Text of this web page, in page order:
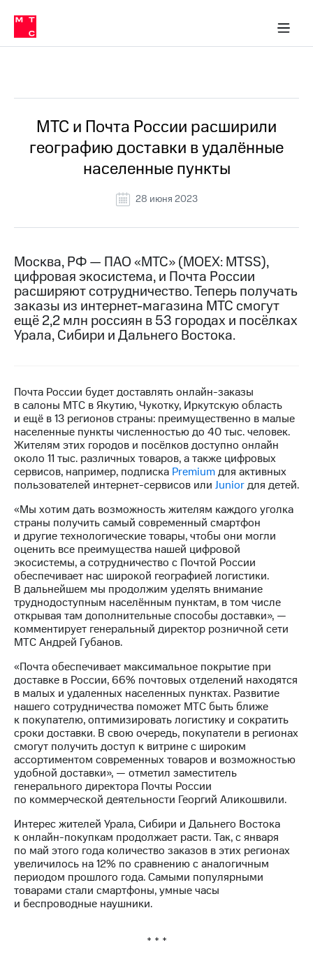
Медиа-центр
и акционерам
Устойчивое развитие
Комплаенс и деловая этика
компании
Карьера
История
компании
Руководство
информация
Контакты
Медиа-центр
Пресс-
релизы
МТС
Интервью
Финансовая
отчетность
Контакты
в
регионе
и акционерам
Корпоративное
управление
Корпоративный
секретарь
Раскрытие
информации
акционерам
Документы
ПАО
"МТС"
Собрания
акционеров
Личный
кабинет
акционера
Акционерный
капитал
и
аудит
Рынок
акций
Описание
Программа
в МТС
Пресс-
релизы
о технологиях
МТС и Почта России расширили
географию доставки в удалённые
населенные пункты
28 июня 2023
Москва, РФ — ПАО «МТС» (MOEX: MTSS),
цифровая экосистема, и Почта России
расширяют сотрудничество. Теперь получать
заказы из интернет-магазина МТС смогут
ещё 2,2 млн россиян в 53 городах и посёлках
Урала, Сибири и Дальнего Востока.
Почта России будет доставлять онлайн-заказы
в салоны МТС в Якутию, Чукотку, Иркутскую область
и ещё в 13 регионов страны: преимущественно в малые
населенные пункты численностью до 40 тыс. человек.
Жителям этих городов и посёлков доступно онлайн
около 11 тыс. различных товаров, а также цифровых
сервисов, например, подписка Premiumдля активных
пользователей интернет-сервисов или Juniorдля детей.
«Мы хотим дать возможность жителям каждого уголка
страны получить самый современный смартфон
и другие технологические товары, чтобы они могли
оценить все преимущества нашей цифровой
экосистемы, а сотрудничество с Почтой России
обеспечивает нас широкой географией логистики.
В дальнейшем мы продолжим уделять внимание
труднодоступным населённым пунктам, в том числе
открывая там дополнительные способы доставки», —
комментирует генеральный директор розничной сети
МТС Андрей Губанов.
«Почта обеспечивает максимальное покрытие при
доставке в России, 66% почтовых отделений находятся
в малых и удаленных населенных пунктах. Развитие
нашего сотрудничества поможет МТС быть ближе
к покупателю, оптимизировать логистику и сократить
сроки доставки. В свою очередь, покупатели в регионах
смогут получить доступ к витрине с широким
ассортиментом современных товаров и возможностью
удобной доставки», — отметил заместитель
генерального директора Почты России
по коммерческой деятельности Георгий Аликошвили.
Интерес жителей Урала, Сибири и Дальнего Востока
к онлайн-покупкам продолжает расти. Так, с января
по май этого года количество заказов в этих регионах
увеличилось на 12% по сравнению с аналогичным
периодом прошлого года. Самыми популярными
товарами стали смартфоны, умные часы
и беспроводные наушники.
* * *